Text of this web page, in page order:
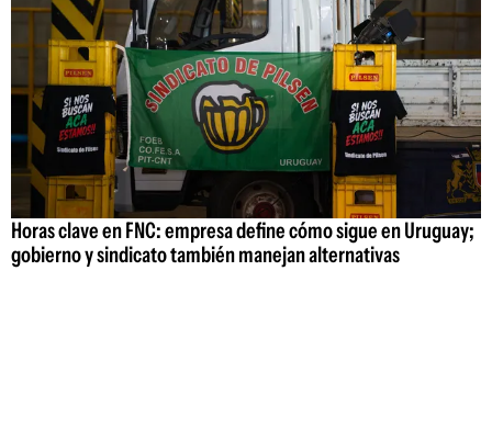
Horas clave en FNC: empresa define cómo sigue en Uruguay;
gobierno y sindicato también manejan alternativas